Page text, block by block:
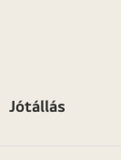
Jótállás